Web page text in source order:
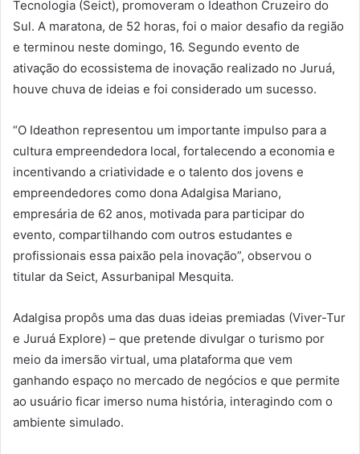
Tecnologia (Seict), promoveram o Ideathon Cruzeiro do
Sul. A maratona, de 52 horas, foi o maior desafio da região
e terminou neste domingo, 16. Segundo evento de
ativação do ecossistema de inovação realizado no Juruá,
houve chuva de ideias e foi considerado um sucesso.
“O Ideathon representou um importante impulso para a
cultura empreendedora local, fortalecendo a economia e
incentivando a criatividade e o talento dos jovens e
empreendedores como dona Adalgisa Mariano,
empresária de 62 anos, motivada para participar do
evento, compartilhando com outros estudantes e
profissionais essa paixão pela inovação”, observou o
titular da Seict, Assurbanipal Mesquita.
Adalgisa propôs uma das duas ideias premiadas (Viver-Tur
e Juruá Explore) – que pretende divulgar o turismo por
meio da imersão virtual, uma plataforma que vem
ganhando espaço no mercado de negócios e que permite
ao usuário ficar imerso numa história, interagindo com o
ambiente simulado.